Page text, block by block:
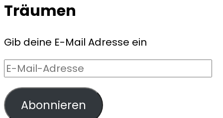
Träumen
Gib deine E-Mail Adresse ein
E-
Mail-
Adresse
Abonnieren